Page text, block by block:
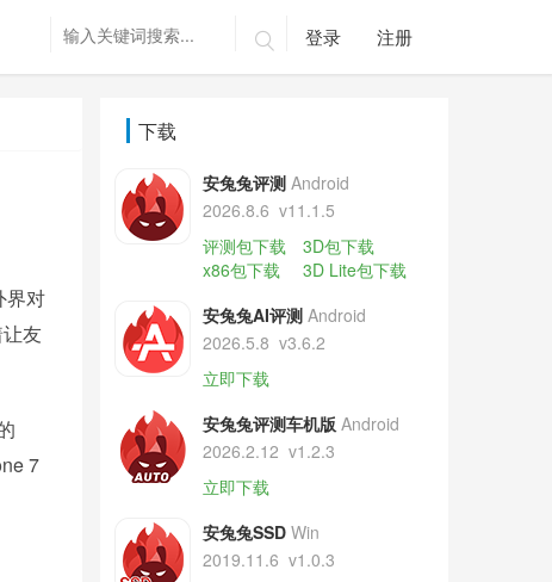
 登录 注册
界对
友
7
下载
安兔兔评测 Android
2026.8.6 v11.1.5
评测包下载
3D包下载
x86包下载
3D Lite包下载
安兔兔AI评测 Android
2026.5.8 v3.6.2
立即下载
安兔兔评测车机版 Android
2026.2.12 v1.2.3
立即下载
安兔兔SSD Win
2019.11.6 v1.0.3